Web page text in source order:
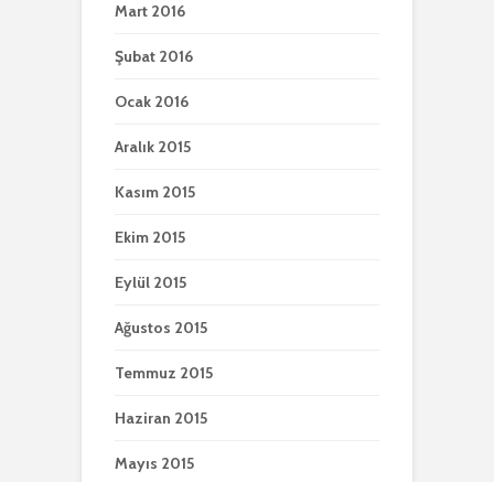
Mart 2016
Şubat 2016
Ocak 2016
Aralık 2015
Kasım 2015
Ekim 2015
Eylül 2015
Ağustos 2015
Temmuz 2015
Haziran 2015
Mayıs 2015